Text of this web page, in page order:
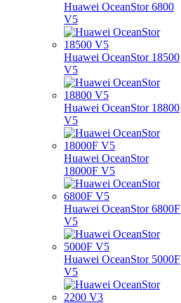
Huawei OceanStor 6800
V5
Huawei OceanStor 18500
V5
Huawei OceanStor 18800
V5
Huawei OceanStor
18000F V5
Huawei OceanStor 6800F
V5
Huawei OceanStor 5000F
V5